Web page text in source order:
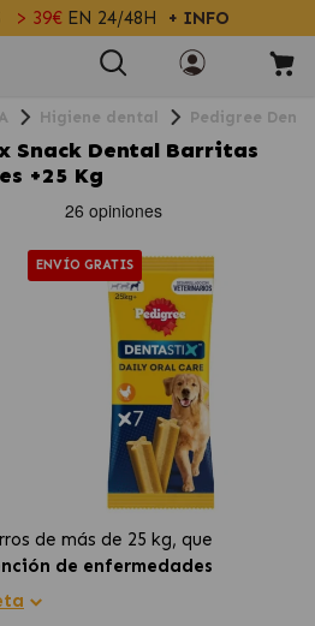
> 39€EN 24/48H + INFO
Higiene dental Pedigree
Snack Dental Barritas
+25 Kg
ENVÍO GRATIS
de más de 25 kg, que
de enfermedades
la formación de sarro hasta un